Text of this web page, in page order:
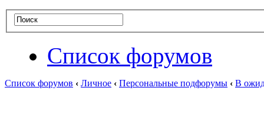
Список форумов
Список форумов ‹ Личное ‹ Персональные подфорумы ‹ В